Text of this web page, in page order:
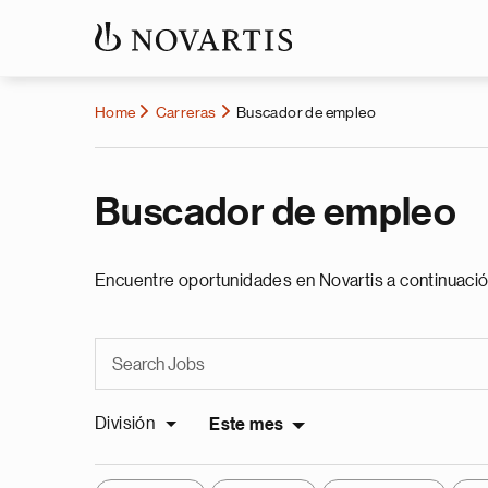
Home Carreras Buscador de empleo
Buscador de empleo
Encuentre oportunidades en Novartis a
División Este mes